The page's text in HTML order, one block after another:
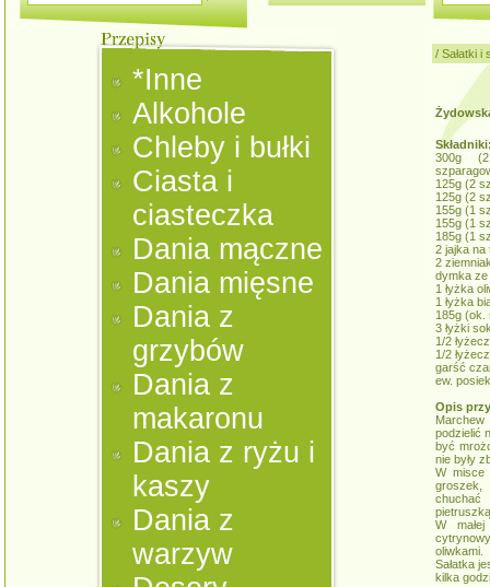
*Inne
Alkohole
Chleby i bułki
Ciasta i
ciasteczka
Dania mączne
Dania mięsne
Dania z
grzybów
Dania z
makaronu
Dania z ryżu i
kaszy
Dania z
warzyw
/ Sałatki i
300g
125g (2
125g (2
155g (1
155g (1
185g (1
2 jajka na
2
dymka
1 łyżka
1 łyżka
185g (ok.
3 łyżki
1/2
1/2
garść
ew.
Opis
podzielić
być
nie były
W misce
W
oliwkami.
Sałatka
kilka